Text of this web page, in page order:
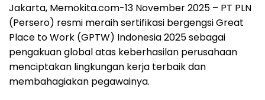
Jakarta, Memokita.com-13 November 2025 – PT PLN
(Persero) resmi meraih sertifikasi bergengsi Great
Place to Work (GPTW) Indonesia 2025 sebagai
pengakuan global atas keberhasilan perusahaan
menciptakan lingkungan kerja terbaik dan
membahagiakan pegawainya.